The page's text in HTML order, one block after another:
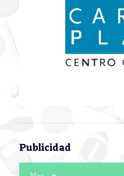
Publicidad